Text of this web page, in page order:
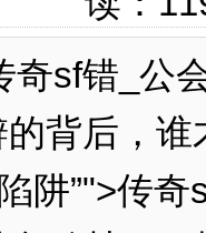
奇sf错_公
背后，
阱”">传